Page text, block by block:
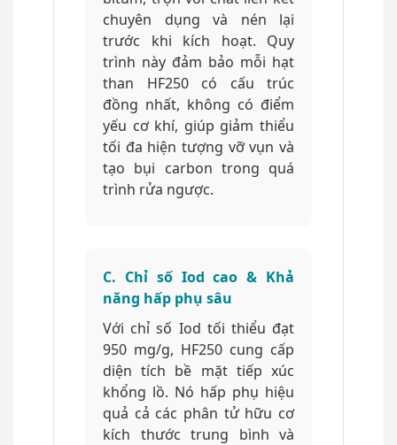
chuyên dụng và nén lại
trước khi kích hoạt. Quy
trình này đảm bảo mỗi hạt
than HF250 có cấu trúc
đồng nhất, không có điểm
yếu cơ khí, giúp giảm thiểu
tối đa hiện tượng vỡ vụn và
tạo bụi carbon trong quá
trình rửa ngược.
C. Chỉ số Iod cao & Khả
năng hấp phụ sâu
Với chỉ số Iod tối thiểu đạt
950 mg/g, HF250 cung cấp
diện tích bề mặt tiếp xúc
khổng lồ. Nó hấp phụ hiệu
quả cả các phân tử hữu cơ
kích thước trung bình và